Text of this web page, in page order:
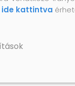
ide kattintva